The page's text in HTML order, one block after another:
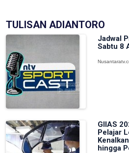
TULISAN ADIANTORO
Jadwal
Sabtu 8
GIIAS
Pelajar
hingga